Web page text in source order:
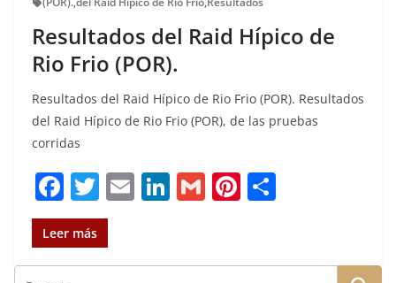
Resultados del Raid Hípico de
Rio Frio (POR).
Resultados del Raid Hípico de Rio Frio (POR). Resultados
del Raid Hípico de Rio Frio (POR), de las pruebas
corridas
F
a
c
e
T
w
it
te
E
l
Li
e
G
l
Pi
rep
Leer más